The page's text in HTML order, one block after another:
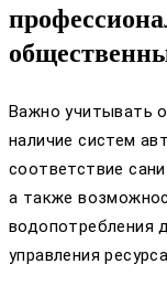
Важно учитывать
наличие систем
соответствие
а также
водопотребления
управления